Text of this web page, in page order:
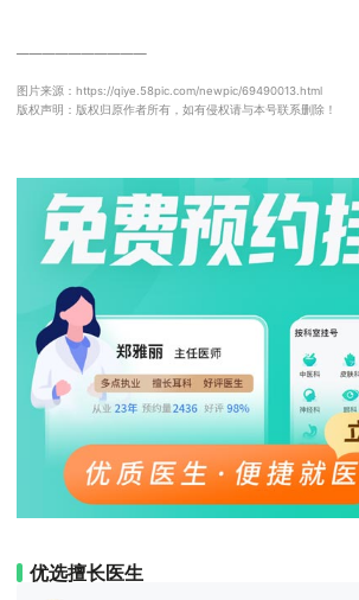
──────────
图片来源：https://qiye.58pic.com/newpic/69490013.html
版权声明：版权归原作者所有，如有侵权请与本号联系删除！
优选擅长医生